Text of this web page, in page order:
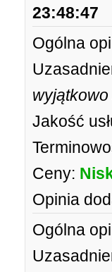
23:48:47
Ogólna
Jakość
Ceny:
Opinia
Ogólna